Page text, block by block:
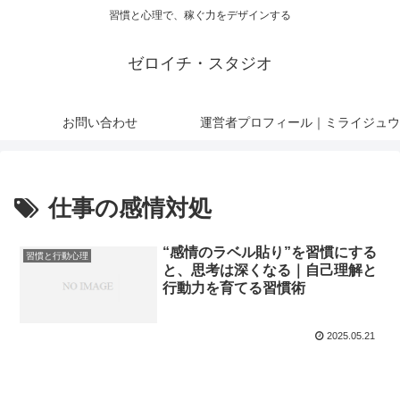
習慣と心理で、稼ぐ力をデザインする
ゼロイチ・スタジオ
お問い合わせ 運営者プロフィール｜ミライジュウ
仕事の感情対処
習慣と行動心理
“感情のラベル貼り”を習慣にする
と、思考は深くなる｜自己理解と
行動力を育てる習慣術
2025.05.21